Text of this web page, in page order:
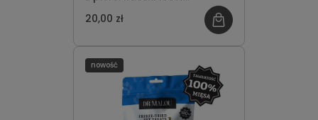
przysmak dla kotów 50g
20,00 zł
nowość